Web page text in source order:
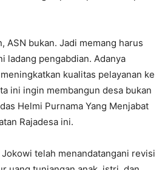
ASN bukan. Jadi memang harus
ladang pengabdian. Adanya
kualitas pelayanan ke
ini ingin membangun desa bukan
Helmi Purnama Yang Menjabat
Rajadesa ini.
telah menandatangani revisi